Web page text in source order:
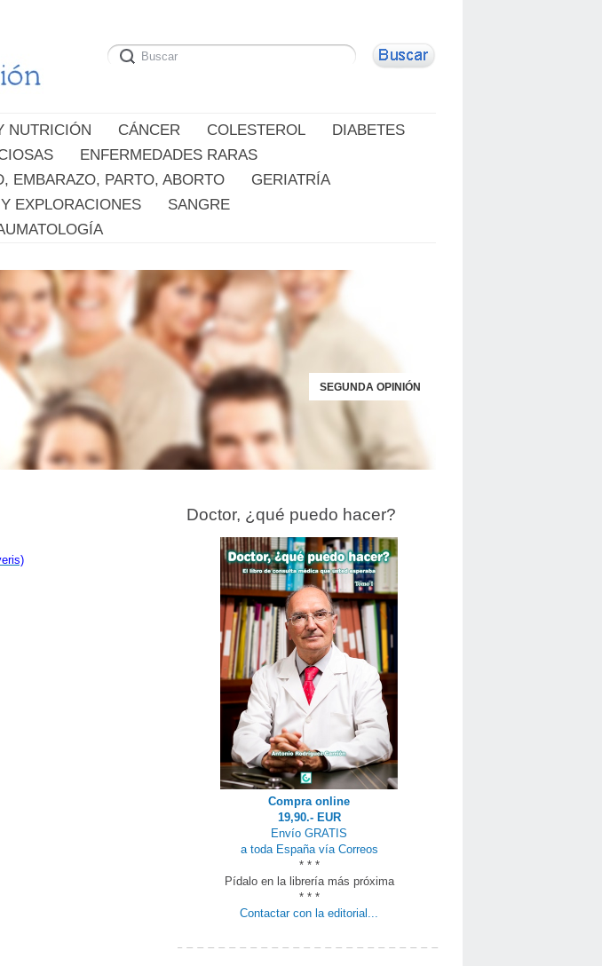
NUTRICIÓN CÁNCER COLESTEROL
DIABETES
ENFERMEDADES RARAS
EMBARAZO, PARTO, ABORTO
GERIATRÍA
EXPLORACIONES
SANGRE
SEGUNDA OPINIÓN
Doctor, ¿qué puedo hacer?
Compra online
19,90.- EUR
Envío GRATIS
a toda España vía Correos
* * *
Pídalo en la librería más próxima
* * *
Contactar con la editorial...